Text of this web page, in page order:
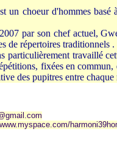
un choeur d'hommes basé
par son chef actuel,
de répertoires traditionnels .
particulièrement travaillé
fixées en commun,
des pupitres entre chaque